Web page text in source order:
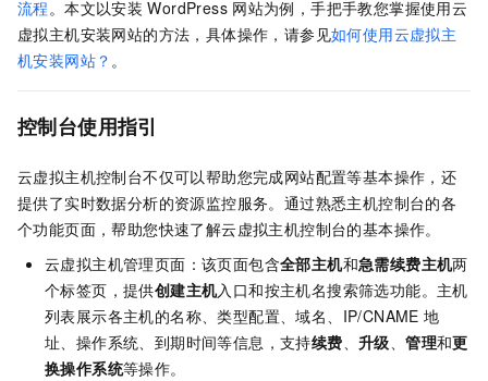
流程。本文以安装 WordPress 网站为例，手把手教您掌握使用云
虚拟主机安装网站的方法，具体操作，请参见如何使用云虚拟主
机安装网站？ 。
控制台使用指引
云虚拟主机控制台不仅可以帮助您完成网站配置等基本操作，还
提供了实时数据分析的资源监控服务。通过熟悉主机控制台的各
个功能页面，帮助您快速了解云虚拟主机控制台的基本操作。
云虚拟主机管理页面：该页面包含全部主机和急需续费主机两
个标签页，提供创建主机入口和按主机名搜索筛选功能。主机
列表展示各主机的名称、类型配置、域名、IP/CNAME 地
址、操作系统、到期时间等信息，支持续费、升级、管理和更
换操作系统等操作。